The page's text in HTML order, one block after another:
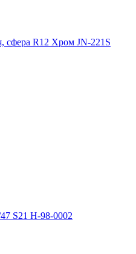
сфера R12 Хром JN-221S
S21 H-98-0002